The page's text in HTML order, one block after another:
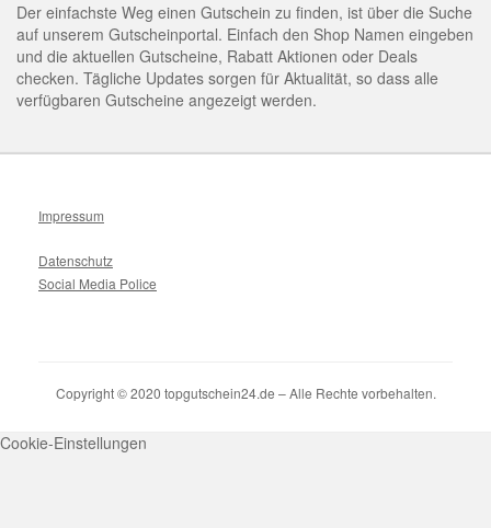
Der einfachste Weg einen Gutschein zu finden, ist über die Suche
auf unserem Gutscheinportal. Einfach den Shop Namen eingeben
und die aktuellen Gutscheine, Rabatt Aktionen oder Deals
checken. Tägliche Updates sorgen für Aktualität, so dass alle
verfügbaren Gutscheine angezeigt werden.
Impressum
Datenschutz
Social Media Police
Copyright © 2020 topgutschein24.de – Alle Rechte vorbehalten.
Cookie-Einstellungen